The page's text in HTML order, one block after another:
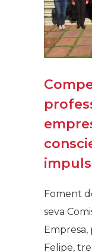
Foment
seva
Empresa,
Felipe,